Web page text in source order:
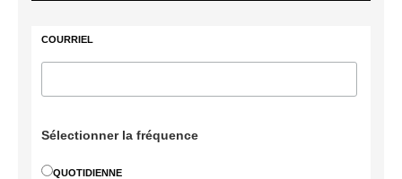
COURRIEL
Sélectionner la fréquence
QUOTIDIENNE